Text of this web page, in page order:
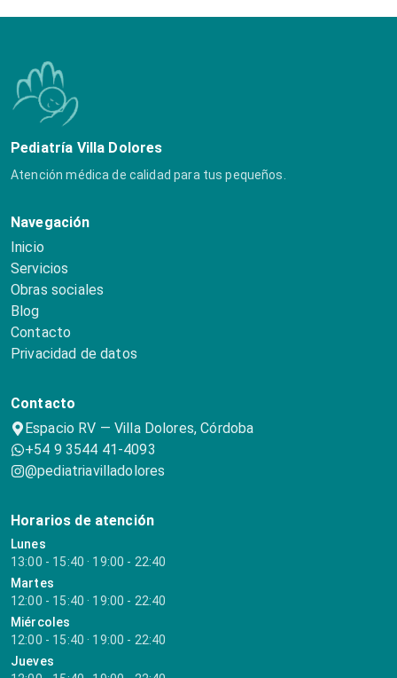
Pediatría Villa Dolores
Atención médica de calidad para tus pequeños.
Navegación
Inicio
Servicios
Obras sociales
Blog
Contacto
Privacidad de datos
Contacto
Espacio RV — Villa Dolores, Córdoba
+54 9 3544 41-4093
@pediatriavilladolores
Horarios de atención
Lunes
13:00 - 15:40 · 19:00 - 22:40
Martes
12:00 - 15:40 · 19:00 - 22:40
Miércoles
12:00 - 15:40 · 19:00 - 22:40
Jueves